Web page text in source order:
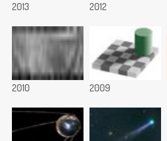
2013 2012
2010 2009